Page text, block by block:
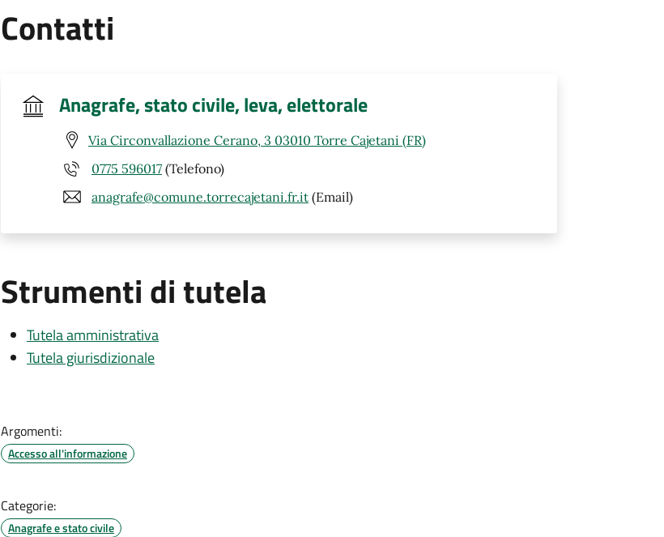
Contatti
Anagrafe, stato civile, leva, elettorale
Via Circonvallazione Cerano, 3 03010 Torre Cajetani (FR)
0775 596017 (Telefono)
anagrafe@comune.torrecajetani.fr.it (Email)
Strumenti di tutela
Tutela amministrativa
Tutela giurisdizionale
Argomenti:
Accesso all'informazione
Categorie:
Anagrafe e stato civile